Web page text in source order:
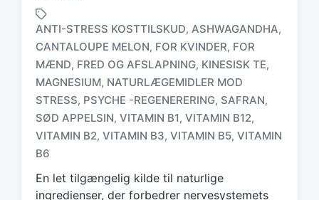
a
g
g
e
w
i
ANTI-STRESS KOSTTILSKUD, ASHWAGANDHA,
CANTALOUPE MELON, FOR KVINDER, FOR
MÆND, FRED OG AFSLAPNING, KINESISK TE,
MAGNESIUM, NATURLÆGEMIDLER MOD
STRESS, PSYCHE -REGENERERING, SAFRAN,
SØD APPELSIN, VITAMIN B1, VITAMIN B12,
VITAMIN B2, VITAMIN B3, VITAMIN B5, VITAMIN
B6
En let tilgængelig kilde til naturlige
ingredienser, der forbedrer nervesystemets